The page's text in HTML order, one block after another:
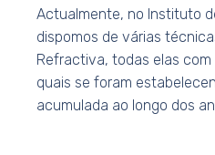
Actualmente, no Instituto
dispomos de várias
Refractiva, todas elas
quais se foram
acumulada ao longo dos